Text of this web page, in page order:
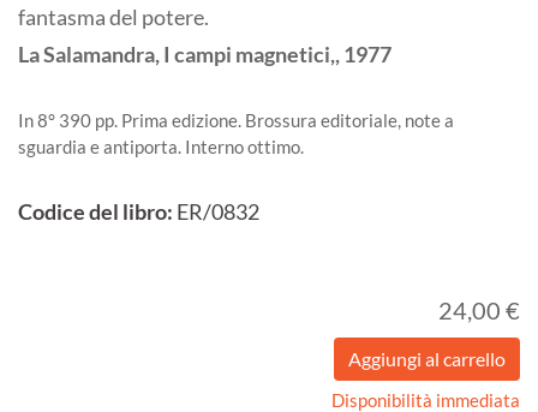
fantasma del potere.
La Salamandra, I campi magnetici,,1977
In 8° 390 pp. Prima edizione. Brossura editoriale, note a
sguardia e antiporta. Interno ottimo.
Codice del libro: ER/0832
24,00 €
Disponibilità immediata